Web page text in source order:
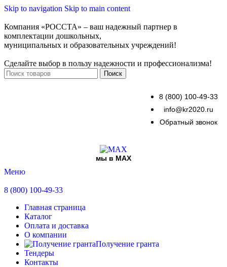
Skip to navigation Skip to main content
Компания «РОССТА» – ваш надежный партнер в
комплектации дошкольных,
муниципальных и образовательных учреждений!
Сделайте выбор в пользу надежности и профессионализма!
Поиск
8 (800) 100-49-33
info@kr2020.ru
Обратный звонок
мы в MAX
Меню
8 (800) 100-49-33
Главная страница
Каталог
Оплата и доставка
О компании
Получение гранта
Тендеры
Контакты